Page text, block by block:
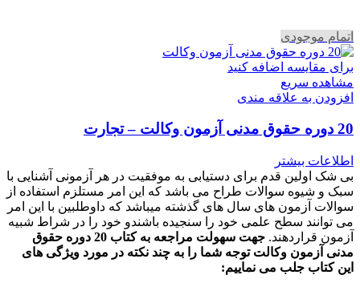
اتمام موجودی
برای مقایسه اضافه کنید
مشاهده سریع
افزودن به علاقه مندی
20 دوره حقوق مدنی آزمون وکالت – تجارت
اطلاعات بیشتر
بی شک اولین قدم برای دستیابی به موفقیت در هر آزمونی آشنایی با
سبک و شیوه سوالات طراح می باشد که این امر مستلزم استفاده از
سوالات آزمون های سال های گذشته میباشد که داوطلبین با این امر
می توانند سطح علمی خود را سنجیده باشندو خود را در شراط شبیه
آزمون قراردهند.
جهت سهولت مراجعه به کتاب 20 دوره حقوق
مدنی آزمون وکالت توجه شما را به چند نکته در مورد ویژگی های
این کتاب جلب می نماییم: